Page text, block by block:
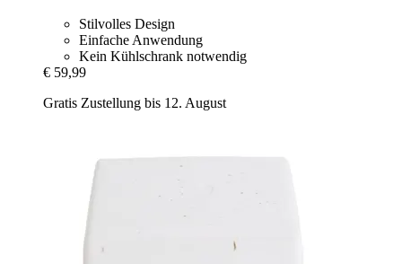
Stilvolles Design
Einfache Anwendung
Kein Kühlschrank notwendig
€ 59,99
Gratis Zustellung bis 12. August